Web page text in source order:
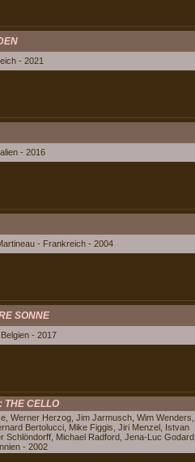
- 2021
- 2016
- Frankreich - 2004
SONNE
- 2017
THE CELLO
Werner Herzog, Jim Jarmusch, Wim Wenders,
Bertolucci, Mike Figgis, Jiri Menzel, Istvan
Schlöndorff, Michael Radford, Jena-Luc Godard
- 2002